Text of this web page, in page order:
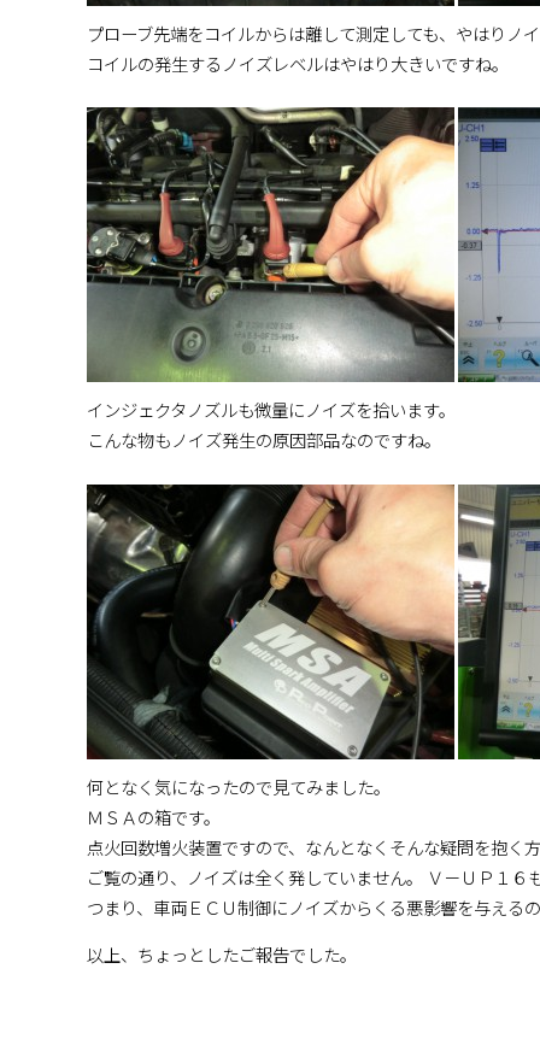
プローブ先端をコイルからは離して測定しても、やはりノ
コイルの発生するノイズレベルはやはり大きいですね。
インジェクタノズルも微量にノイズを拾います。
こんな物もノイズ発生の原因部品なのですね。
何となく気になったので見てみました。
ＭＳＡの箱です。
点火回数増火装置ですので、なんとなくそんな疑問を抱く
ご覧の通り、ノイズは全く発していません。 Ｖ－ＵＰ１６
つまり、車両ＥＣＵ制御にノイズからくる悪影響を与える
以上、ちょっとしたご報告でした。